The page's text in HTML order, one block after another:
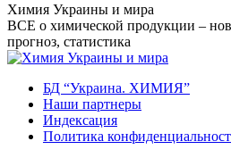
Перейти
к
содержанию
Химия Украины и мира
ВСЕ о химической продукции –
прогноз, статистика
БД “Украина. ХИМИЯ”
Наши партнеры
Индексация
Политика